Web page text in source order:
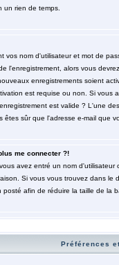
un rien de temps.
vos nom d'utilisateur et mot de
l'enregistrement, alors vous
enregistrements soient
est requise ou non. Si
est valide ? L'une
sûr que l'adresse e-mail que
me connecter ?!
avez entré un nom
Si vous vous trouvez dans
afin de réduire la taille de
Préférences